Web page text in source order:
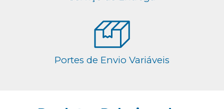
Portes de Envio Variáveis